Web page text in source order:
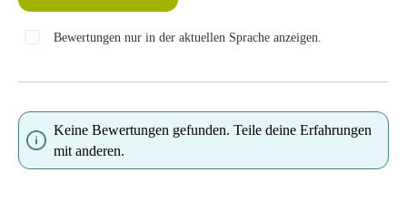
Bewertungen nur in der aktuellen Sprache anzeigen.
Keine Bewertungen gefunden. Teile deine Erfahrungen
mit anderen.